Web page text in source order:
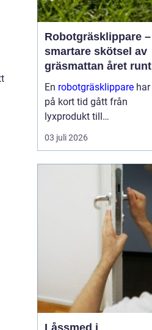
Robotgräsklippare –
smartare skötsel av
gräsmattan året runt
En robotgräsklippare har
på kort tid gått från
lyxprodukt till
vardagsverktyg i många
svenska trädgårdar. Den
03 juli 2026
Låssmed i